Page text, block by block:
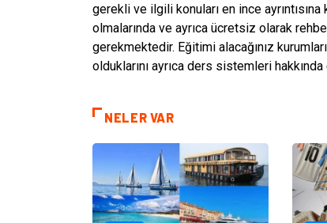
gerekli ve ilgili konuları en ince
olmalarında ve ayrıca ücretsiz olarak
gerekmektedir. Eğitimi alacağınız
olduklarını ayrıca ders sistemleri
NELER VAR